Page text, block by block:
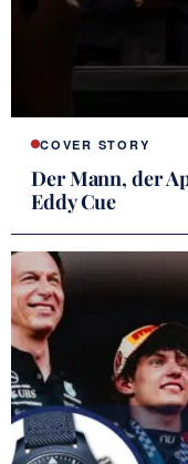
COVER STORY
Der Mann, der
Eddy Cue